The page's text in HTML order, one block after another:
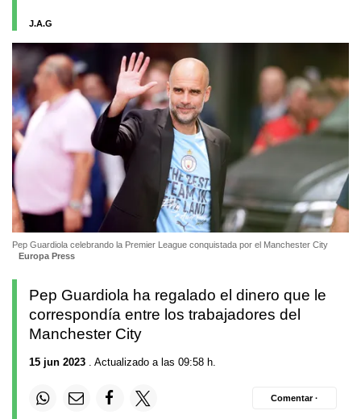
J.A.G
Pep Guardiola celebrando la Premier League conquistada por el Manchester City
Europa Press
Pep Guardiola ha regalado el dinero que le
correspondía entre los trabajadores del
Manchester City
15 jun 2023 . Actualizado a las 09:58 h.
Comentar ·